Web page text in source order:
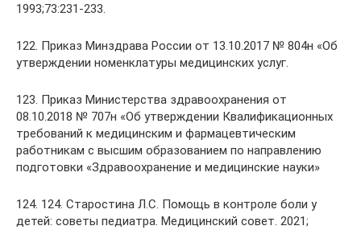
1993;73:231-233.
122. Приказ Минздрава России от 13.10.2017 № 804н «Об
утверждении номенклатуры медицинских услуг.
123. Приказ Министерства здравоохранения от
08.10.2018 № 707н «Об утверждении Квалификационных
требований к медицинским и фармацевтическим
работникам с высшим образованием по направлению
подготовки «Здравоохранение и медицинские науки»
124. 124. Старостина Л.С. Помощь в контроле боли у
детей: советы педиатра. Медицинский совет. 2021;